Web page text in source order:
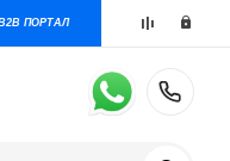
ПОРТАЛ